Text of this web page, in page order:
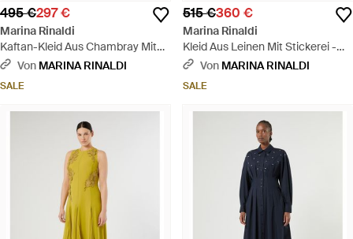
495 €297 €
Marina Rinaldi
Kaftan-Kleid Aus Chambray Mit
Stickerei - Blau
Von MARINA RINALDI
SALE
515 €360 €
Marina Rinaldi
Kleid Aus Leinen Mit Stickerei -
Natur
Von MARINA RINALDI
SALE